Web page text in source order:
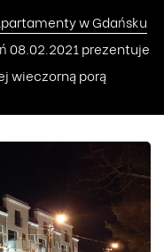
w Gdańsku
08.02.2021 prezentuje
wieczorną porą